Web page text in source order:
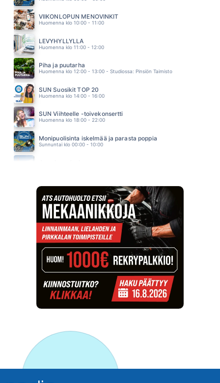
IRINA
10.46
EROS RAMAZZOTTI JA TINA TURNER
10.41
VIIKONLOPUN MENOVINKIT
Huomenna klo 10:00 - 11:00
LEVYHYLLYLLÄ
Huomenna klo 11:00 - 12:00
Piha ja puutarha
Huomenna klo 12:00 - 13:00 - Studiossa: Pinsiön Taimisto
SUN Suosikit TOP 20
Huomenna klo 14:00 - 16:00
SUN Viihteelle -toivekonsertti
Huomenna klo 18:00 - 22:00
Monipuolisinta iskelmää ja parasta poppia
Sunnuntai klo 00:00 - 10:00